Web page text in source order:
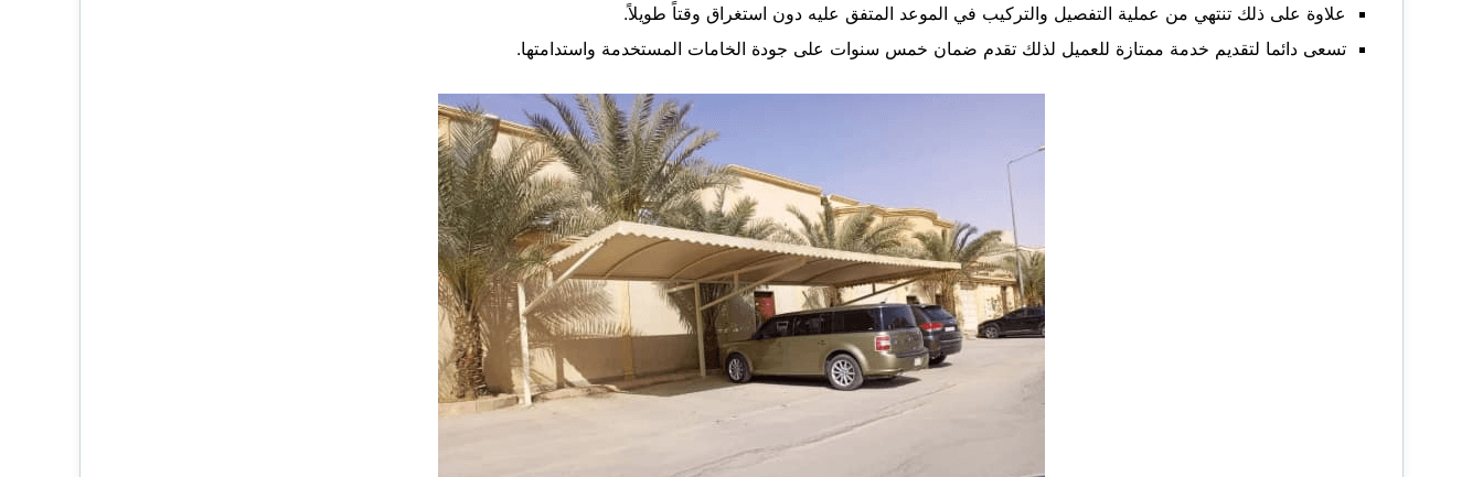
علاوة على ذلك تنتهي من عملية التفصيل والتركيب في الموعد المتفق عليه دون استغراق وقتاً طويلاً.
تسعى دائما لتقديم خدمة ممتازة للعميل لذلك تقدم ضمان خمس سنوات على جودة الخامات المستخدمة واستدامتها.